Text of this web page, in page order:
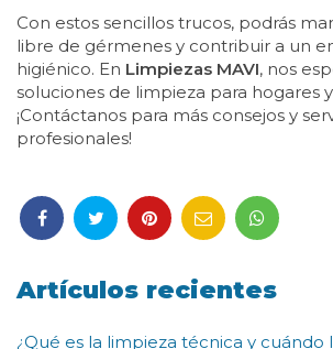
Con estos sencillos trucos, podrás
libre de gérmenes y contribuir a un
higiénico. En Limpiezas MAVI, nos
soluciones de limpieza para hogares
¡Contáctanos para más consejos y
profesionales!
Artículos recientes
¿Qué es la limpieza técnica y cuándo